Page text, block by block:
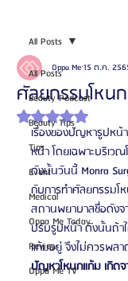
All Posts
Beauty Podcast
Beauty Tips
Tips
Event
Medical
Oppa Me Today
Review
Oppa Me TV
All Posts
ศัลยกรรมโหน
Oppa Me15 ต.ค.
ได้รับ NaN เต็ม 5 ดา
เรื่องของปัญหารูปห
หน้า โดยเฉพาะบริเว
ดังนั้นวันนี้ Monra
กับการทำศัลยกรรมโ
สถานพยาบาลชื่อดังจ
ปรับรูปหน้า ดังนั้นถ้า
แก้มอยู่ จึงไม่ควรพลา
ปัญหาโหนกแก้ม เกิดจ